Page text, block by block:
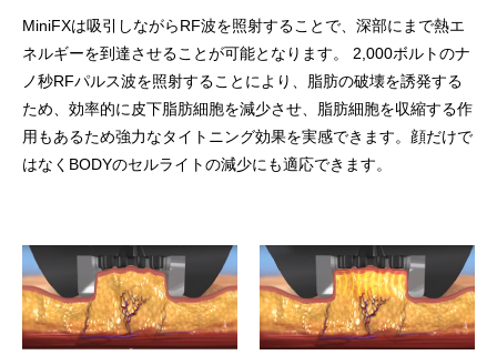
MiniFXは吸引しながらRF波を照射することで、深部にまで熱エ
ネルギーを到達させることが可能となります。 2,000ボルトのナ
ノ秒RFパルス波を照射することにより、脂肪の破壊を誘発する
ため、効率的に皮下脂肪細胞を減少させ、脂肪細胞を収縮する作
用もあるため強力なタイトニング効果を実感できます。顔だけで
はなくBODYのセルライトの減少にも適応できます。